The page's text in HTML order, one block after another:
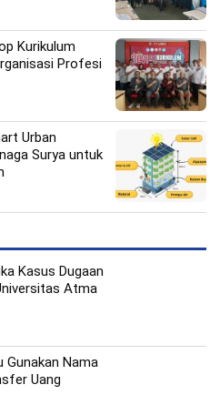
Kurikulum
Profesi
Urban
Surya untuk
Kasus Dugaan
Atma
Gunakan Nama
Uang